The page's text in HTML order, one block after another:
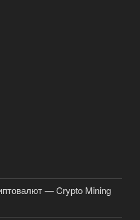
— Crypto Mining